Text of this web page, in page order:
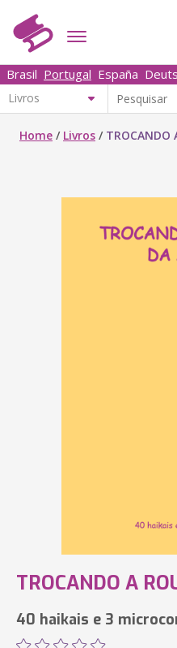
Brasil Portugal España
Home / Livros / TROCANDO
TROCANDO A
40 haikais e 3